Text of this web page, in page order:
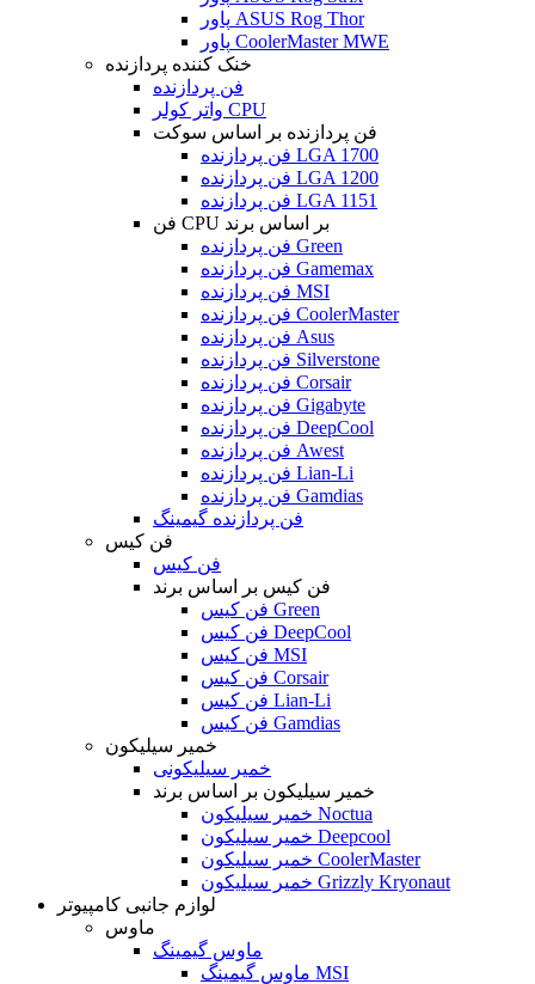
پاور ASUS Rog Thor
پاور CoolerMaster MWE
خنک کننده پردازنده
فن پردازنده
واتر کولر CPU
فن پردازنده بر اساس سوکت
فن پردازنده LGA 1700
فن پردازنده LGA 1200
فن پردازنده LGA 1151
فن CPU بر اساس برند
فن پردازنده Green
فن پردازنده Gamemax
فن پردازنده MSI
فن پردازنده CoolerMaster
فن پردازنده Asus
فن پردازنده Silverstone
فن پردازنده Corsair
فن پردازنده Gigabyte
فن پردازنده DeepCool
فن پردازنده Awest
فن پردازنده Lian-Li
فن پردازنده Gamdias
فن پردازنده گیمینگ
فن کیس
فن کیس
فن کیس بر اساس برند
فن کیس Green
فن کیس DeepCool
فن کیس MSI
فن کیس Corsair
فن کیس Lian-Li
فن کیس Gamdias
خمیر سیلیکون
خمیر سیلیکونی
خمیر سیلیکون بر اساس برند
خمیر سیلیکون Noctua
خمیر سیلیکون Deepcool
خمیر سیلیکون CoolerMaster
خمیر سیلیکون Grizzly Kryonaut
لوازم جانبی کامپیوتر
ماوس
ماوس گیمینگ
ماوس گیمینگ MSI